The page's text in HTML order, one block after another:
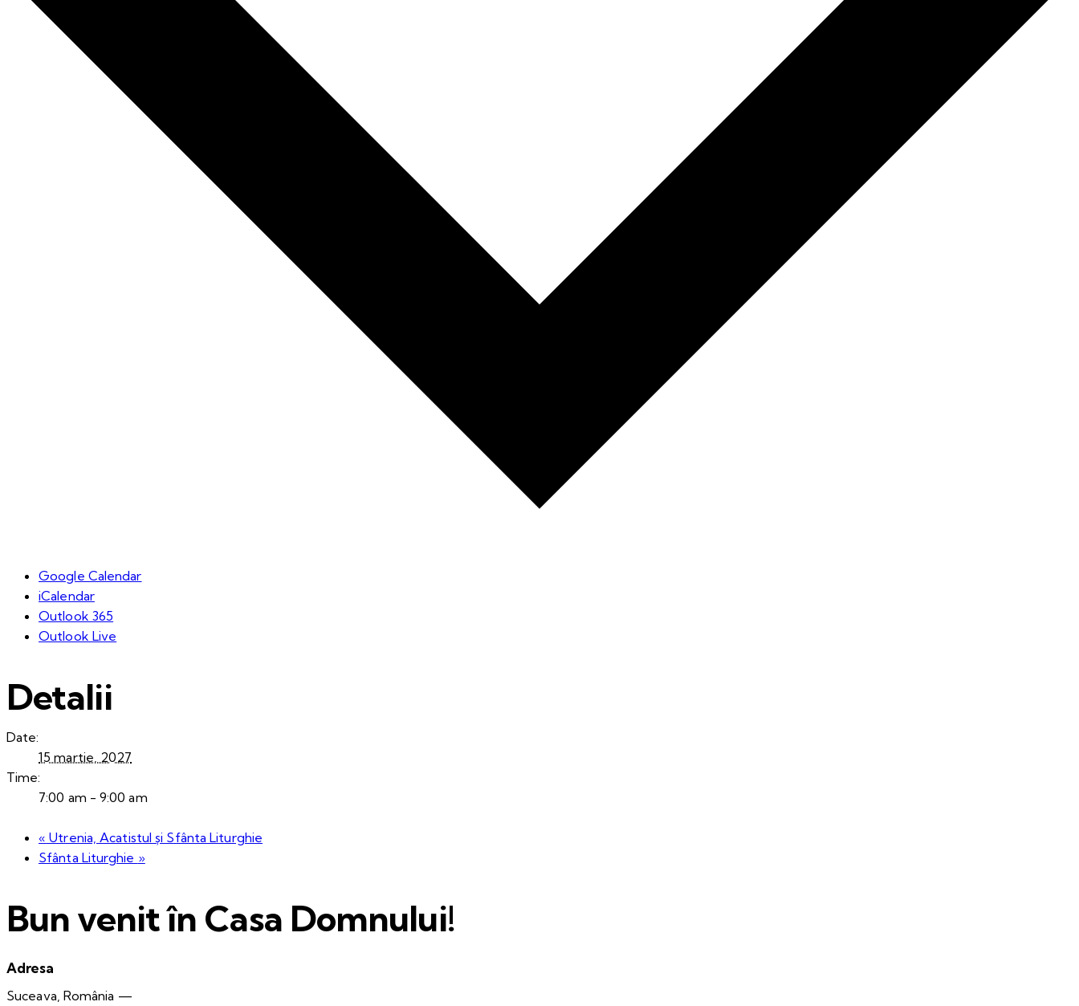
Google Calendar
iCalendar
Outlook 365
Outlook Live
Detalii
Date:
15 martie, 2027
Time:
7:00 am - 9:00 am
« Utrenia, Acatistul și Sfânta Liturghie
Sfânta Liturghie »
Bun venit în Casa Domnului!
Adresa
Suceava, România —